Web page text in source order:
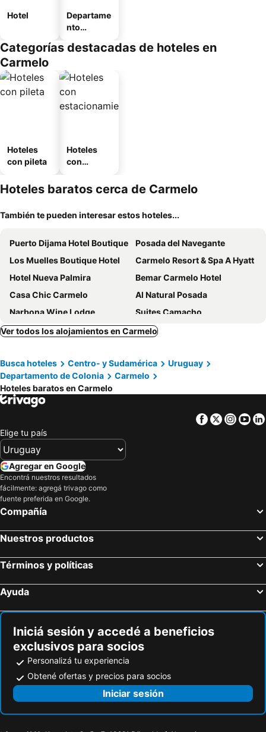
Hotel
Departame
nto
Categorías destacadas de hoteles en
Carmelo
Hoteles
con pileta
Hoteles
con
miento
Hoteles baratos cerca de Carmelo
También te pueden interesar estos hoteles...
Puerto Dijama Hotel Boutique
Posada del Navegante
Los Muelles Boutique Hotel
Carmelo Resort & Spa A Hyatt
Hotel Nueva Palmira
Bemar Carmelo Hotel
Casa Chic Carmelo
Al Natural Posada
Narbona Wine Lodge
Suites Camacho
Ver todos los alojamientos en Carmelo
Busca hoteles Centro- y Sudamérica
Uruguay
Departamento de Colonia
Carmelo
Hoteles baratos en Carmelo
Facebook
Twitter
Elige tu país
Agregar en Google
Encontrá nuestros resultados
fácilmente: agregá trivago como
fuente preferida en Google.
Compañía
Nuestros productos
Términos y políticas
Ayuda
Iniciá sesión y accedé a beneficios
exclusivos para socios
Personalizá tu experiencia
Obtené ofertas y precios para socios
Iniciar sesión